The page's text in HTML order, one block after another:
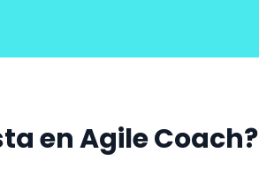
en Agile Coach?